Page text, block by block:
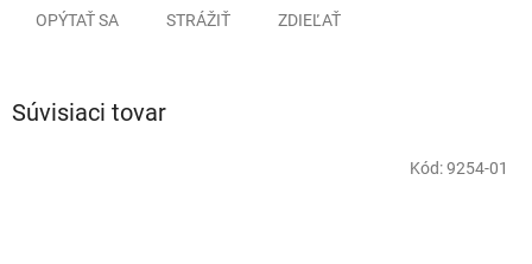
OPÝTAŤ SA STRÁŽIŤ ZDIEĽAŤ
Súvisiaci tovar
Kód:9254-01